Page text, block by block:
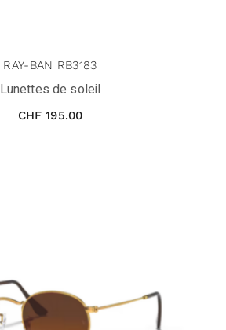
RAY-BAN RB3183
Lunettes de soleil
CHF 195.00